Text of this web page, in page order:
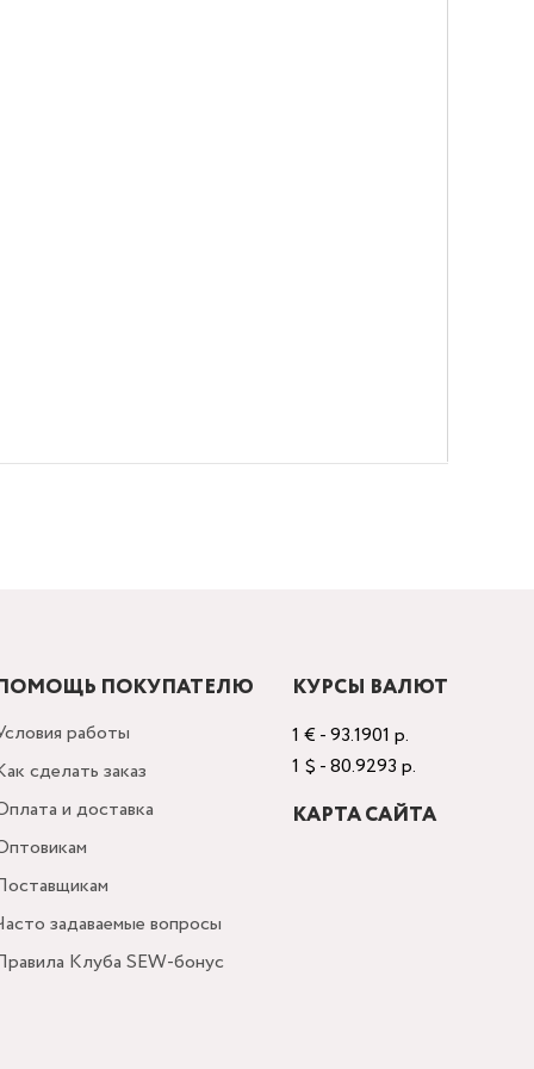
ПОКУПАТЕЛЮ
работы
сделать заказ
и доставка
задаваемые вопросы
Клуба SEW-бонус
КУРСЫ ВАЛЮТ
1 € - 93.1901 р.
1 $ - 80.9293 р.
КАРТА САЙТА